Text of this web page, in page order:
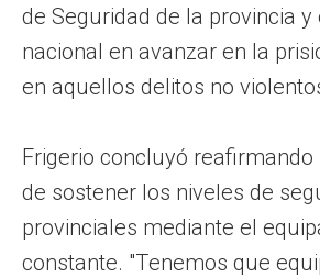
de Seguridad de la provincia y
nacional en avanzar en la
en aquellos delitos no
Frigerio concluyó
de sostener los niveles de
provinciales mediante el
constante. "Tenemos que